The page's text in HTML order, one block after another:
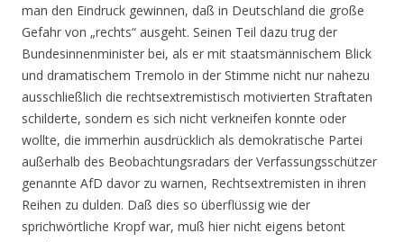
man den Eindruck gewinnen, daß in Deutschland die große
Gefahr von „rechts“ ausgeht. Seinen Teil dazu trug der
Bundesinnenminister bei, als er mit staatsmännischem Blick
und dramatischem Tremolo in der Stimme nicht nur nahezu
ausschließlich die rechtsextremistisch motivierten Straftaten
schilderte, sondern es sich nicht verkneifen konnte oder
wollte, die immerhin ausdrücklich als demokratische Partei
außerhalb des Beobachtungsradars der Verfassungsschützer
genannte AfD davor zu warnen, Rechtsextremisten in ihren
Reihen zu dulden. Daß dies so überflüssig wie der
sprichwörtliche Kropf war, muß hier nicht eigens betont